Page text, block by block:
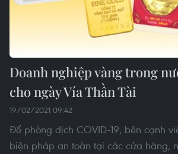
Doanh nghiệp vàng trong
cho ngày Vía Thần Tài
19/02/2021 09:42
Để phòng dịch COVID-19, bên cạnh
biện pháp an toàn tại các cửa hàng,